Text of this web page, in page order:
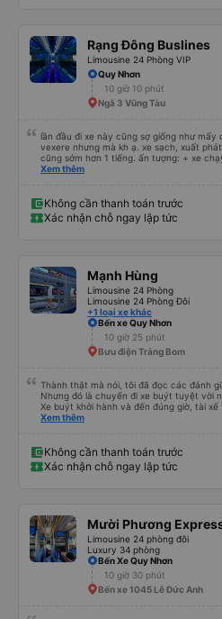
Rạng Đông Buslines
Limousine 24 Phòng VIP
Quy Nhơn
10 giờ 10 phút
Ngã 3 Vũng Tàu
lần đầu đi xe này cũng sợ giống như
vexere nhưng mà kh ạ. xe sạch, xuất
cũng sớm hơn 1 tiếng. ấn tượng: + xe chạy êm + tài xế và lơ xe đều thân
thiện dễ thương. thật ra cũng kh tiếp xúc
an sương, xe dừng đúng 3 lần (cả ăn tối) cho khách đi vệ sinh.
là khi gần tới chỗ ăn tối sẽ có loa thông
tế chỉ dừng khoảng 25p, chắc do khách
Xem thêm
Không cần thanh toán trước
Xác nhận chỗ ngay lập tức
Mạnh Hùng
Limousine 24 Phòng
Limousine 24 Phòng Đôi
+1 loại xe khác
Bến xe Quy Nhơn
10 giờ 25 phút
Bưu điện Trảng Bom
Thành thật mà nói, tôi đã đọc các đánh
Nhưng đó là chuyến đi xe buýt tuyệt vời
Xe buýt khởi hành và đến đúng giờ, tài xế
dù vẫn hơi xóc, nhưng đó là đặc trưng
Xem thêm
Không cần thanh toán trước
Xác nhận chỗ ngay lập tức
Mười Phương
Limousine 24 phòng đôi
Luxury 34 phòng
Bến Xe Quy Nhơn
10 giờ 30 phút
Bến xe 1045 Lê Đức Anh